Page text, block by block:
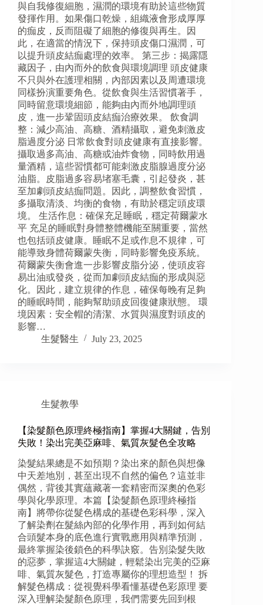
與自我修復細胞，濕潤的環境有助於這些物質
發揮作用。如果傷口乾燥，組織液會形成厚厚
的痂皮，反而阻礙了細胞的修復與再生。因
此，在適當的情況下，保持頭皮傷口濕潤，可
以提升頭皮結痂處理的效率。 第三步：揭露隱
藏因子，由內而外的飲食與環境調理 頭皮健康
不只與外在護理相關，內部因素以及周遭環境
同樣扮演重要角色。從飲食與生活習慣著手，
同時留意環境細節，能夠由內而外地調理頭
皮，進一步鞏固頭皮結痂治療效果。 飲食調
整：減少高油、高糖、酒精攝取，避免刺激皮
脂過度分泌 日常飲食對頭皮健康有直接影響。
攝取過多高油、高糖或油炸食物，同時飲用過
量酒精，這些習慣都可能刺激皮脂腺過度分泌
油脂。皮脂過多容易堵塞毛囊，引起發炎，甚
至加劇頭皮結痂問題。因此，調整飲食習慣，
多攝取清淡、均衡的食物，有助於穩定頭皮環
境。 生活作息：確保充足睡眠，穩定荷爾蒙水
平 充足的睡眠對身體整體機能至關重要，當然
也包括頭皮健康。睡眠不足或作息不規律，可
能導致身體荷爾蒙失衡，同時影響免疫系統。
荷爾蒙失衡會進一步影響皮脂分泌，使頭皮容
易出油或發炎，從而加劇頭皮結痂的形成與惡
化。因此，建立規律的作息，確保每晚有足夠
的睡眠時間，能夠幫助頭皮回復健康狀態。 環
境因素：安全帽的清潔、水質與濕度對頭皮的
影響…
生髮醫生
July 23, 2025
生髮教學
【染髮顏色原理終極指南】掌握4大關鍵，告別
失敗！染出完美亞麻啡、氣質灰髮色全攻略
染髮結果總是不如預期？染出來的顏色與想像
中天差地別，甚至出現不自然的偏色？這並非
偶然，背後其實蘊藏著一套精密而深奧的色彩
學與化學原理。本篇【染髮顏色原理終極指
南】將帶你從髮色構成的基礎色彩科學，深入
了解染劑在髮絲內部的化學作用，再到如何結
合頭髮本身的底色進行實戰應用與精準預測，
最終掌握染後鎖色的科學訣竅。告別染髮失敗
的惡夢，掌握這4大關鍵，輕鬆染出完美的亞麻
啡、氣質灰髮色，打造專屬你的理想造型！ 拆
解髮色構成：從視覺科學看懂基礎色彩原理 要
深入理解染髮顏色原理，我們需要先回到根